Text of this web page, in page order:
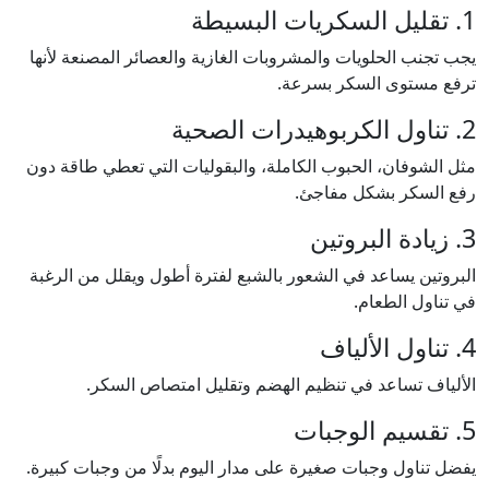
1. تقليل السكريات البسيطة
يجب تجنب الحلويات والمشروبات الغازية والعصائر المصنعة لأنها
ترفع مستوى السكر بسرعة.
2. تناول الكربوهيدرات الصحية
مثل الشوفان، الحبوب الكاملة، والبقوليات التي تعطي طاقة دون
رفع السكر بشكل مفاجئ.
3. زيادة البروتين
البروتين يساعد في الشعور بالشبع لفترة أطول ويقلل من الرغبة
في تناول الطعام.
4. تناول الألياف
الألياف تساعد في تنظيم الهضم وتقليل امتصاص السكر.
5. تقسيم الوجبات
يفضل تناول وجبات صغيرة على مدار اليوم بدلًا من وجبات كبيرة.